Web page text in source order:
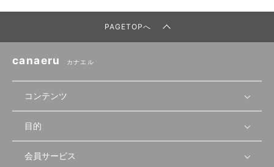
PAGETOPへ
canaeru カナエル
コンテンツ
無料開業相談
目的
店舗運営
会員サービス